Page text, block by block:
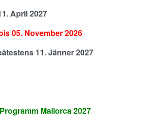
April 2027
05. November 2026
11. Jänner 2027
Mallorca 2027